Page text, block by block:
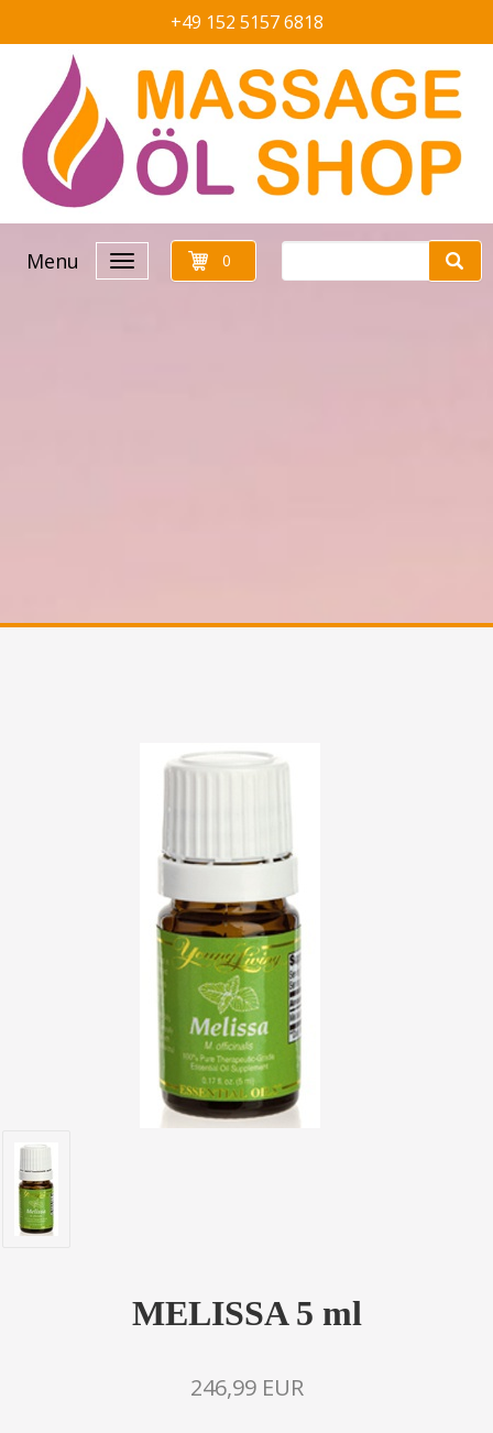
+49 152 5157 6818
Menu 0
MELISSA 5 ml
246,99 EUR